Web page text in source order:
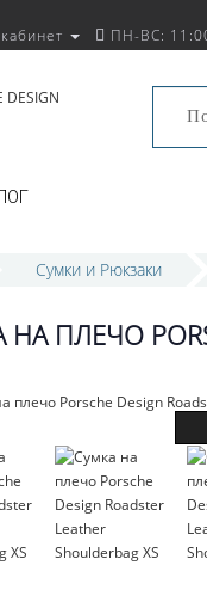
ПН-ВС:
Сумки и Рюкзаки
ПЛЕЧО